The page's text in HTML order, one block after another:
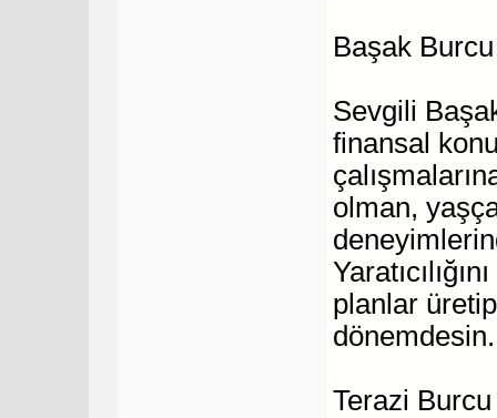
Başak
Sevgili
finansal
olman,
planlar
dönemdesin.
Terazi